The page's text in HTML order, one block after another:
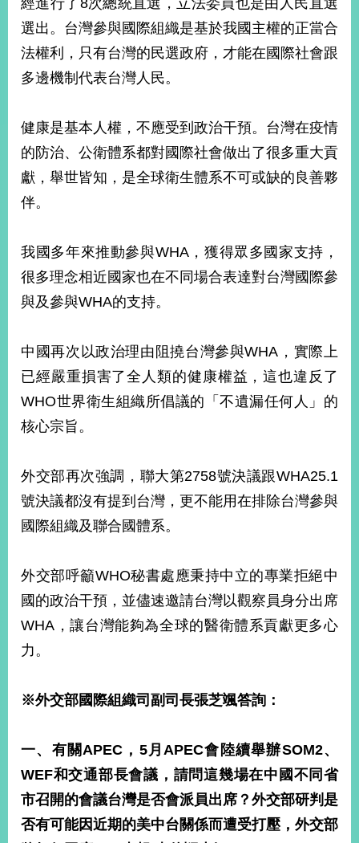
與
地
區
國
播
政
府
資
開
民
本
部
關
部 粉
LINEInstagram
X平台
(原推特)
政
站
資
料
開
放
經進行了8次總統直選，立法委員也是由人民直選
選出。台灣參與國際組織是基於我國主權的正當合
法權利，只有台灣的民選政府，才能在國際社會跟
多邊機制代表台灣人民。
健康是基本人權，不應受到政治干預。台灣在疫情
的防治、公衛體系都對國際社會做出了很多重大貢
獻，舉世皆知，是全球衛生體系不可或缺的良善夥
伴。
我國多年來推動參與WHA，獲得眾多國家支持，
很多理念相近國家也在不同場合表達對台灣國際參
與及參與WHA的支持。
中國再次以政治理由阻撓台灣參與WHA，實際上
已經嚴重損害了全人類的健康權益，這也違反了
WHO世界衛生組織所倡議的「不遺漏任何人」的
核心宗旨。
外交部再次強調，聯大第2758號決議跟WHA25.1
號決議都沒有提到台灣，更不能用在排除台灣參與
國際組織及聯合國體系。
外交部呼籲WHO秘書處應秉持中立的專業拒絕中
國的政治干預，並儘速邀請台灣以觀察員身分出席
WHA，讓台灣能夠為全球的醫衛體系貢獻更多心
力。
※外交部國際組織司副司長張芝颯答詢：
一、有關APEC，5月APEC會陸續舉辦SOM2、
WEF和交通部長會議，請問這幾場在中國不同省
市召開的會議台灣是否會派員出席？外交部研判是
否有可能因近期的美中台關係而遭受打壓，外交部